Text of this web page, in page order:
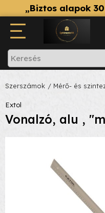
„Biztos alapok
Szerszámok / Mérő- és
Extol
Vonalzó, alu ,